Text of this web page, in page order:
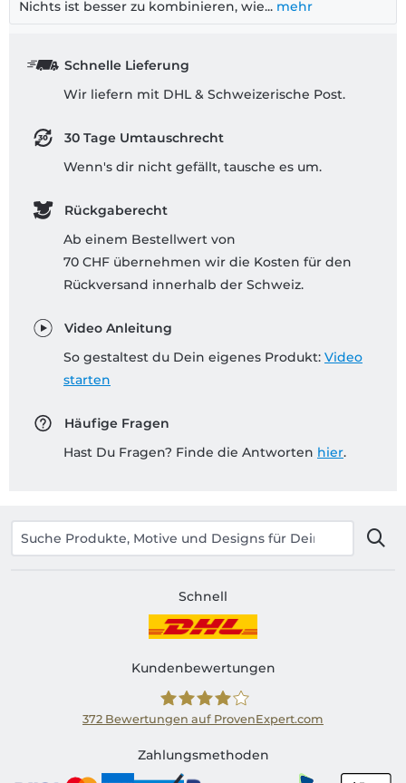
Nichts ist besser zu kombinieren, wie... mehr
Schnelle Lieferung
Wir liefern mit DHL & Schweizerische Post.
30 Tage Umtauschrecht
Wenn's dir nicht gefällt, tausche es um.
Rückgaberecht
Ab einem Bestellwert von
70 CHF übernehmen wir die Kosten für den
Rückversand innerhalb der Schweiz.
Video Anleitung
So gestaltest du Dein eigenes Produkt: Video
starten
Häufige Fragen
Hast Du Fragen? Finde die Antworten hier.
Schnell
Kundenbewertungen
Shirtinator CH
372 Bewertungen auf ProvenExpert.com
Zahlungsmethoden